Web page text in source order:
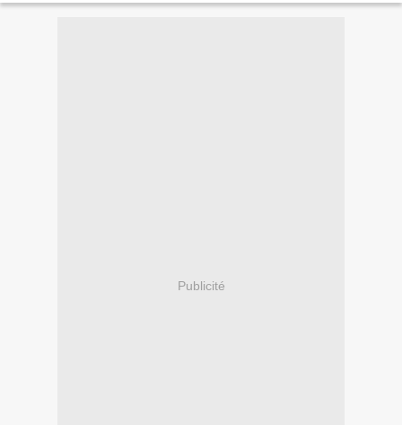
Publicité